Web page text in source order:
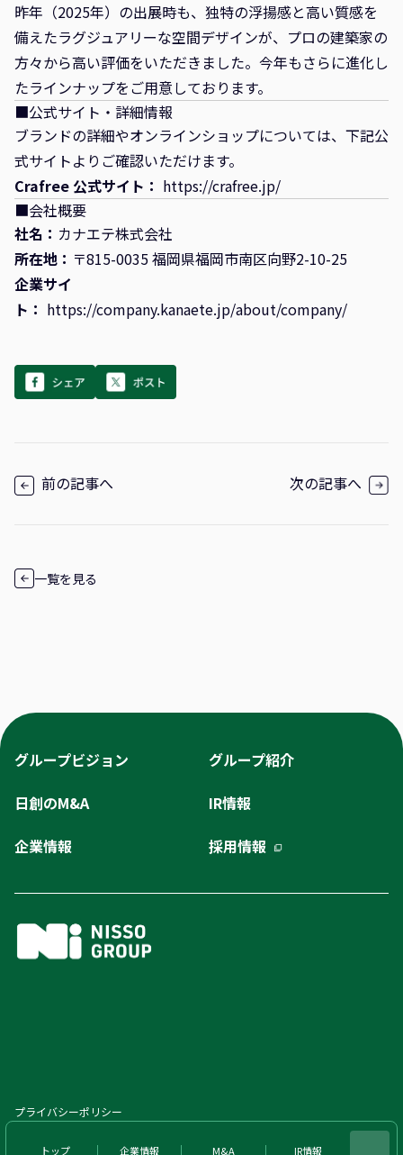
一覧を見る
昨年（2025年）の出展時も、独特の浮揚感と高い質感を
備えたラグジュアリーな空間デザインが、プロの建築家の
方々から高い評価をいただきました。今年もさらに進化し
たラインナップをご用意しております。
■公式サイト・詳細情報
ブランドの詳細やオンラインショップについては、下記公
式サイトよりご確認いただけます。
Crafree 公式サイト： https://crafree.jp/
■会社概要
社名： カナエテ株式会社
所在地： 〒815-0035 福岡県福岡市南区向野2-10-25
企業サイ
ト： https://company.kanaete.jp/about/company/
前の記事へ 次の記事へ
グループビジョン
グループ紹介
日創のM&A
IR情報
企業情報
採用情報
プライバシーポリシー
トップ 企業情報 M&A IR情報